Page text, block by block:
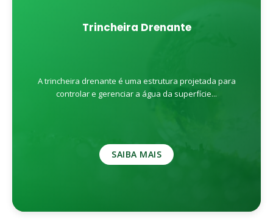
Trincheira Drenante
A trincheira drenante é uma estrutura projetada para
controlar e gerenciar a água da superfície...
SAIBA MAIS